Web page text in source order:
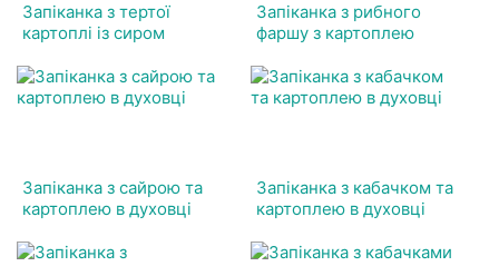
Запіканка з тертої
картоплі із сиром
Запіканка з рибного
фаршу з картоплею
Запіканка з сайрою та
картоплею в духовці
Запіканка з кабачком та
картоплею в духовці